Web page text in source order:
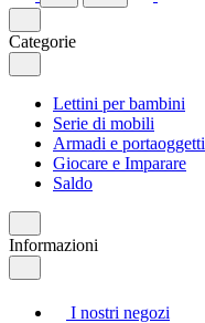
Categorie
Lettini per bambini
Serie di mobili
Armadi e portaoggetti
Giocare e Imparare
Saldo
Informazioni
I nostri negozi